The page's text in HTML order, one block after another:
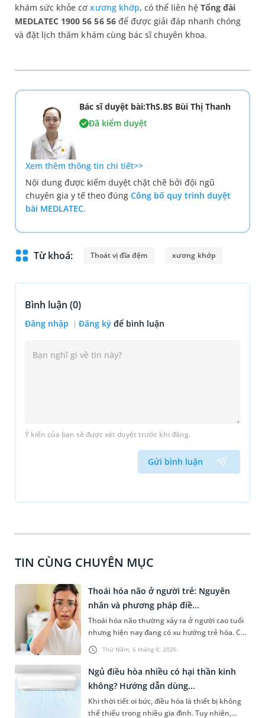
khám sức khỏe cơxương khớp, có thể liên hệTổng đài
MEDLATEC 1900 56 56 56để được giải đáp nhanh chóng
và đặt lịch thăm khám cùng bác sĩ chuyên khoa.
Bác sĩ duyệt bài:ThS.BS Bùi Thị Thanh
Đã kiểm duyệt
Xem thêm thông tin chi tiết>>
Nội dung được kiểm duyệt chặt chẽ bởi đội ngũ
chuyên gia y tế theo đúng Công bố quy trình duyệt
bài MEDLATEC.
Từ khoá: Thoát vị đĩa đệm xương khớp
Bình luận (0)
Đăng nhập Đăng ký để bình luận
Ý kiến của bạn sẽ được xét duyệt trước khi đăng.
Gửi bình luận
TIN CÙNG CHUYÊN MỤC
Thứ Năm, 6 tháng 8, 2026
Thoái hóa não ở người trẻ: Nguyên
nhân và phương pháp điề...
Thoái hóa não thường xảy ra ở người cao tuổi
nhưng hiện nay đang có xu hướng trẻ hóa. Các
yếu tố như căng thẳng kéo dài, lối sống thiếu
lành mạnh, bệnh lý thần kinh, chấn thương,...
là nguyên nhân phổ biến dẫn đến thoái hóa
não ở người trẻ. Bài viết sau sẽ cùng bạn tìm
hiểu cụ thể căn nguyên, cách thức chẩn đoán
và điều trị bệnh lý này để hạn chế nguy cơ tổn
thương não không thể phục hồi.
Ngủ điều hòa nhiều có hại thần kinh
không? Hướng dẫn dùng...
Khi thời tiết oi bức, điều hòa là thiết bị không
thể thiếu trong nhiều gia đình. Tuy nhiên,